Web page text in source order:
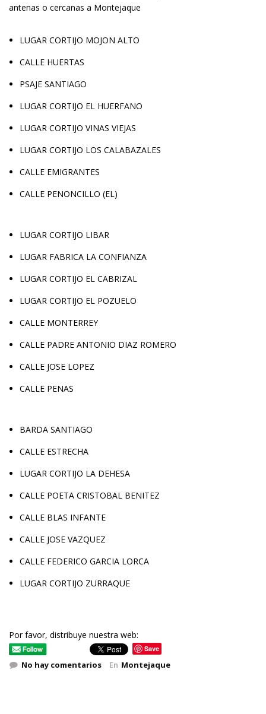
antenas o cercanas a Montejaque
LUGAR CORTIJO MOJON ALTO
CALLE HUERTAS
PSAJE SANTIAGO
LUGAR CORTIJO EL HUERFANO
LUGAR CORTIJO VINAS VIEJAS
LUGAR CORTIJO LOS CALABAZALES
CALLE EMIGRANTES
CALLE PENONCILLO (EL)
LUGAR CORTIJO LIBAR
LUGAR FABRICA LA CONFIANZA
LUGAR CORTIJO EL CABRIZAL
LUGAR CORTIJO EL POZUELO
CALLE MONTERREY
CALLE PADRE ANTONIO DIAZ ROMERO
CALLE JOSE LOPEZ
CALLE PENAS
BARDA SANTIAGO
CALLE ESTRECHA
LUGAR CORTIJO LA DEHESA
CALLE POETA CRISTOBAL BENITEZ
CALLE BLAS INFANTE
CALLE JOSE VAZQUEZ
CALLE FEDERICO GARCIA LORCA
LUGAR CORTIJO ZURRAQUE
Por favor, distribuye nuestra web:
Save
No hay comentarios En Montejaque